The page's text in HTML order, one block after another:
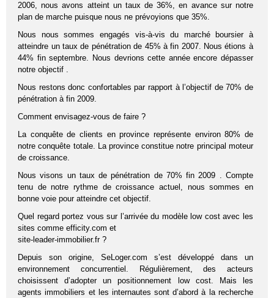
2006, nous avons atteint un taux de 36%, en avance sur notre
plan de marche puisque nous ne prévoyions que 35%.
Nous nous sommes engagés vis-à-vis du marché boursier à
atteindre un taux de pénétration de 45% à fin 2007. Nous étions à
44% fin septembre. Nous devrions cette année encore dépasser
notre objectif .
Nous restons donc confortables par rapport à l’objectif de 70% de
pénétration à fin 2009.
Comment envisagez-vous de faire ?
La conquête de clients en province représente environ 80% de
notre conquête totale. La province constitue notre principal moteur
de croissance.
Nous visons un taux de pénétration de 70% fin 2009 . Compte
tenu de notre rythme de croissance actuel, nous sommes en
bonne voie pour atteindre cet objectif.
Quel regard portez vous sur l’arrivée du modèle low cost avec les
sites comme efficity.com et
site-leader-immobilier.fr ?
Depuis son origine, SeLoger.com s’est développé dans un
environnement concurrentiel. Régulièrement, des acteurs
choisissent d’adopter un positionnement low cost. Mais les
agents immobiliers et les internautes sont d’abord à la recherche